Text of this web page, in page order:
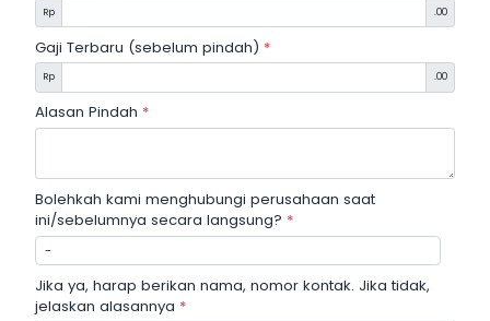
Rp .00
Gaji Terbaru (sebelum pindah) *
Rp .00
Alasan Pindah *
Bolehkah kami menghubungi perusahaan saat
ini/sebelumnya secara langsung? *
Jika ya, harap berikan nama, nomor kontak. Jika tidak,
jelaskan alasannya *